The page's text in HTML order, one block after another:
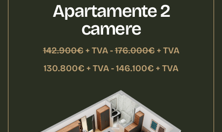
Apartamente 2
camere
142.900€+ TVA -176.000€+ TVA
130.800€ + TVA - 146.100€ + TVA